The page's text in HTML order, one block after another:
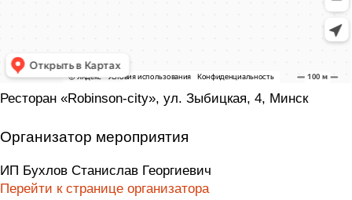
Ресторан «Robinson-city», ул. Зыбицкая, 4, Минск
Организатор мероприятия
ИП Бухлов Станислав Георгиевич
Перейти к странице организатора